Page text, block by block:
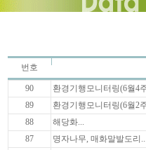
번호
90
환경기행모니터링(6월4
89
환경기행모니터링(6월2
88
해당화...
87
명자나무, 매화말발도리